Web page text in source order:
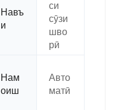
Навъ
и
си
сӯзи
шво
рӣ
Нам
оиш
Авто
матӣ